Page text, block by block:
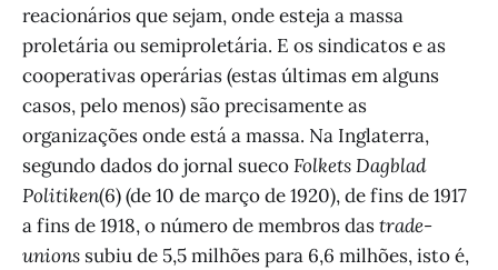
reacionários que sejam, onde esteja a massa
proletária ou semiproletária. E os sindicatos e as
cooperativas operárias (estas últimas em alguns
casos, pelo menos) são precisamente as
organizações onde está a massa. Na Inglaterra,
segundo dados do jornal suecoFolkets Dagblad
Politiken(6) (de 10 de março de 1920), de fins de 1917
a fins de 1918, o número de membros dastrade-
unions subiu de 5,5 milhões para 6,6 milhões, isto é,